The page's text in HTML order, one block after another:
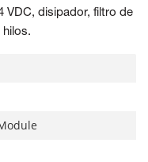
VDC, disipador, filtro de
hilos.